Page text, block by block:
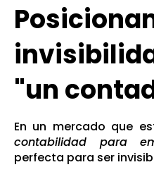
"un
En un mercado que
contabilidad para
perfecta para ser